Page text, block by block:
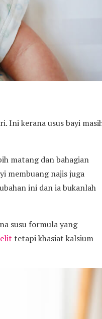
Ini kerana usus bayi
matang dan bahagian
membuang najis juga
ini dan ia bukanlah
susu formula yang
tetapi khasiat kalsium